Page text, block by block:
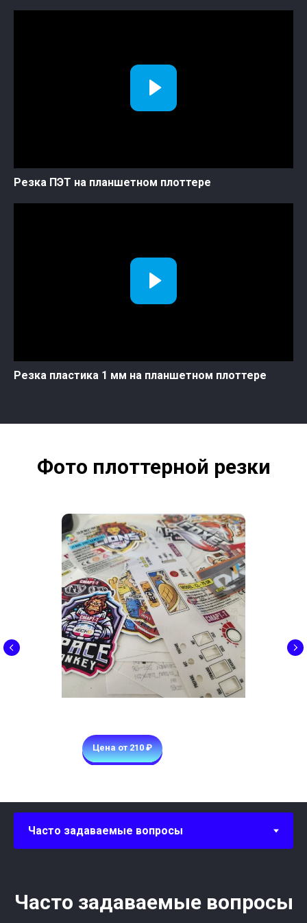
Резка ПЭТ на планшетном плоттере
Резка пластика 1 мм на планшетном плоттере
Фото плоттерной резки
Цена от 210 ₽
Часто задаваемые вопросы